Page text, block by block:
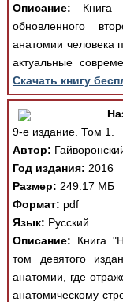
Описание: Книга
обновленного
анатомии человека
актуальные
Скачать книгу
9-е издание. Том 1.
Автор:
Год издания: 2016
Размер: 249.17 МБ
Формат: pdf
Язык: Русский
Описание: Книга
том девятого
анатомии, где
анатомическому